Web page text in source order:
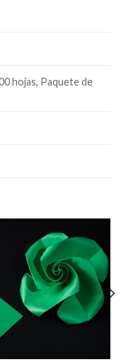
hojas, Paquete de